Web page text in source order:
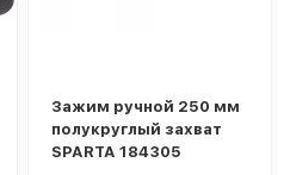
Зажим ручной 250 мм
полукруглый захват
SPARTA 184305